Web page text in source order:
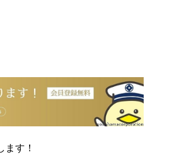
す！